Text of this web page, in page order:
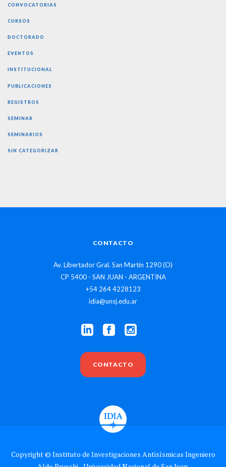
CONVOCATORIAS
CURSOS
DOCTORADO
EVENTOS
INSTITUCIONAL
PUBLICACIONES
REGISTROS
SEMINAR
SEMINARIOS
SIN CATEGORIZAR
CONTACTO
Av. Libertador Gral. San Martín 1290 (O)
CP 5400 - SAN JUAN - ARGENTINA
+54 264 4228123
idia@unsj.edu.ar
CONTACTO
Copyright © Instituto de Investigaciones Antisísmicas Ingeniero